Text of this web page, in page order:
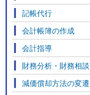
記帳代行
会計帳簿の作成
会計指導
財務分析・財務相談
減価償却方法の変遷